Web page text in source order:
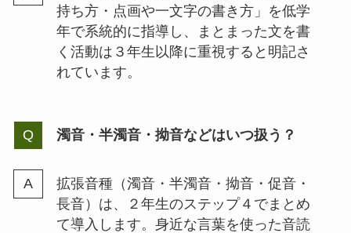
持ち方・点画や一文字の書き方」を低学
年で系統的に指導し、まとまった文を書
く活動は３年生以降に重視すると明記さ
れています。
濁音・半濁音・拗音などはいつ扱う？
拡張音種（濁音・半濁音・拗音・促音・
長音）は、２年生のステップ４でまとめ
て導入します。身近な言葉を使った音読